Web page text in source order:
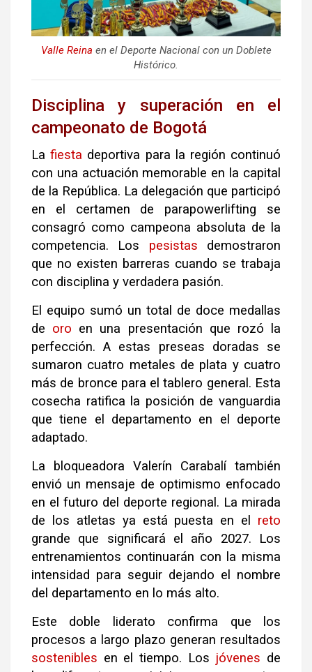
Valle Reina en el Deporte Nacional con un Doblete
Histórico.
Disciplina y superación en el
campeonato de Bogotá
Lafiesta deportiva para la región continuó
con una actuación memorable en la capital
de la República. La delegación que participó
en el certamen de parapowerlifting se
consagró como campeona absoluta de la
competencia. Los pesistas demostraron
que no existen barreras cuando se trabaja
con disciplina y verdadera pasión.
El equipo sumó un total de doce medallas
de oro en una presentación que rozó la
perfección. A estas preseas doradas se
sumaron cuatro metales de plata y cuatro
más de bronce para el tablero general. Esta
cosecha ratifica la posición de vanguardia
que tiene el departamento en el deporte
adaptado.
La bloqueadora Valerín Carabalí también
envió un mensaje de optimismo enfocado
en el futuro del deporte regional. La mirada
de los atletas ya está puesta en el reto
grande que significará el año 2027. Los
entrenamientos continuarán con la misma
intensidad para seguir dejando el nombre
del departamento en lo más alto.
Este doble liderato confirma que los
procesos a largo plazo generan resultados
sostenibles en el tiempo. Los jóvenes de